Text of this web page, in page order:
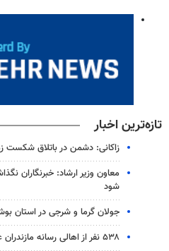
تازه‌ترین اخبار
زاکانی: دشمن در باتلاق
معاون وزیر ارشاد: خبرنگاران
شود
جولان گرما و شرجی در استان
۵۳۸ نفر از اهالی رسانه مازندران عضو خانه مطبوعات هستند